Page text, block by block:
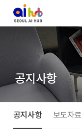
공지사항
공지사항 보도자료